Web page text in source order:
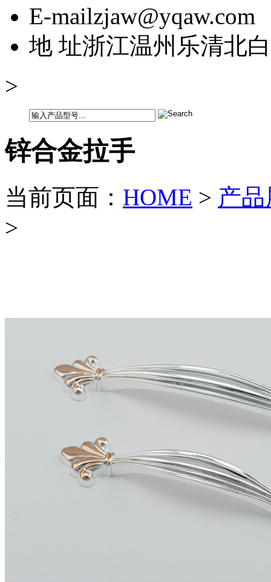
E-mailzjaw@yqaw.com
地 址浙江温州乐清北
>
锌合金拉手
当前页面： HOME > 产
>